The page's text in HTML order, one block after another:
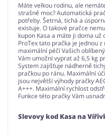
Máte velkou rodinu, ale
strašně moc? Automatická
potřeby. Šetrná, tichá a
existuje. O takové pračce
kupon Kasa a máte ji doma
ProTex tato pračka je jednou
maximální péčí Vašich
Vám umožní vyprat až 6,5 kg
System zajišťuje nádherně
pračkou po ránu. Maximální
jsou největší výhody pračky
A+++. Maximální rychlost
Funkce této pračky Vám
Slevovy kod Kasa na